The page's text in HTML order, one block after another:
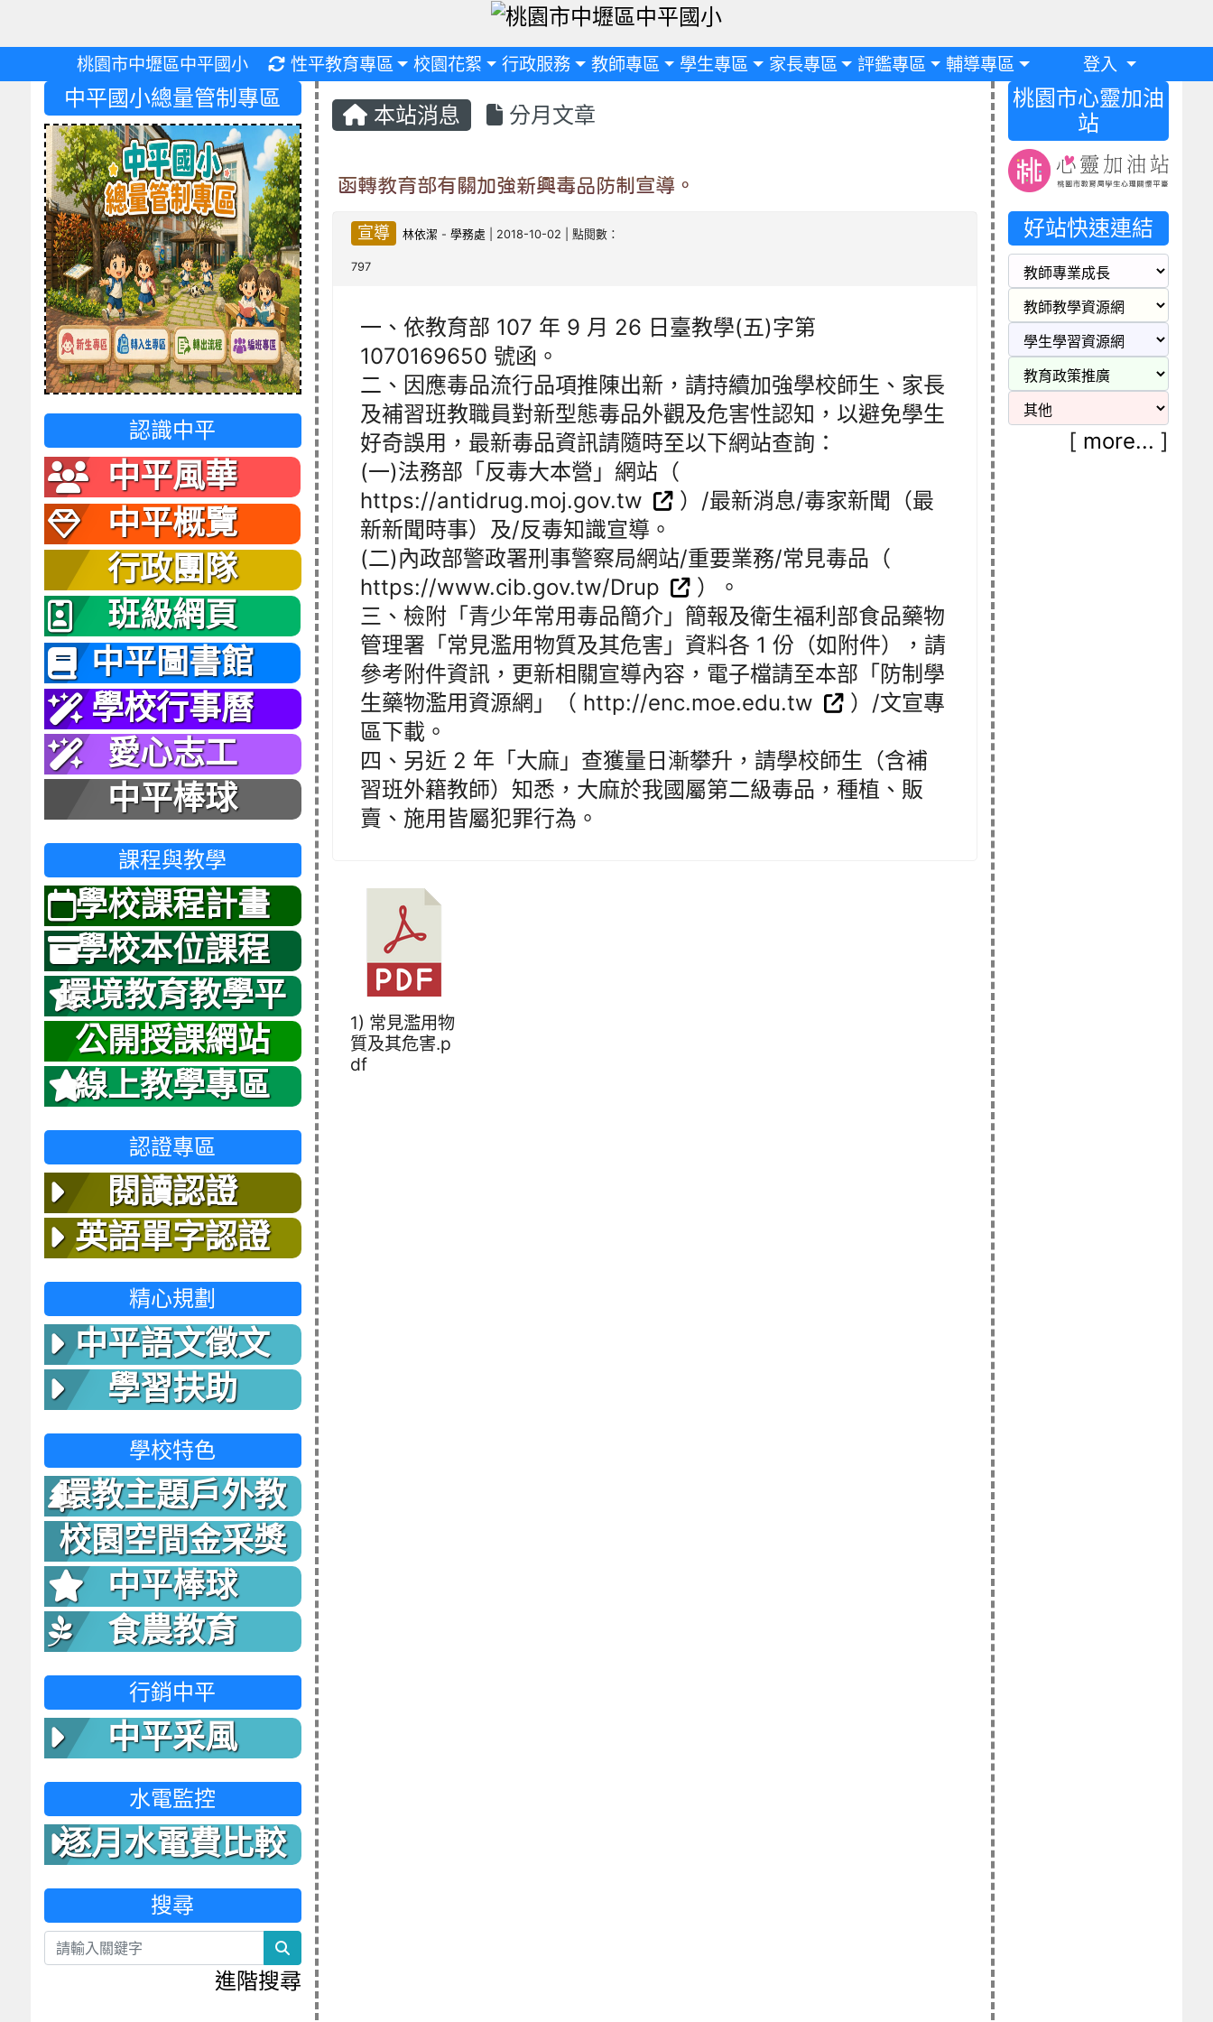
桃園市中壢區中平國小 重新取得佈景設定
性平教育專區 校園花絮 行政服務 教師專區 學生專區 家長專區 評鑑專區 輔導專區 登入
本站消息 分月文章
函轉教育部有關加強新興毒品防制宣導。
宣導 林依潔 -學務處 | 2018-10-02 | 點閱數：
797
一、依教育部 107 年 9 月 26 日臺教學(五)字第
1070169650 號函。
二、因應毒品流行品項推陳出新，請持續加強學校師生、家長
及補習班教職員對新型態毒品外觀及危害性認知，以避免學生
好奇誤用，最新毒品資訊請隨時至以下網站查詢：
(一)法務部「反毒大本營」網站（
https://antidrug.moj.gov.tw
）/最新消息/毒家新聞（最
新新聞時事）及/反毒知識宣導。
(二)內政部警政署刑事警察局網站/重要業務/常見毒品（
https://www.cib.gov.tw/Drup
）。
三、檢附「青少年常用毒品簡介」簡報及衛生福利部食品藥物
管理署「常見濫用物質及其危害」資料各 1 份（如附件），請
參考附件資訊，更新相關宣導內容，電子檔請至本部「防制學
生藥物濫用資源網」（ http://enc.moe.edu.tw
）/文宣專
區下載。
四、另近 2 年「大麻」查獲量日漸攀升，請學校師生（含補
習班外籍教師）知悉，大麻於我國屬第二級毒品，種植、販
賣、施用皆屬犯罪行為。
1) 常見濫用物
質及其危害.p
df
中平國小總量管制專區
認識中平
中平風華
中平概覽
行政團隊
班級網頁
中平圖書館
學校行事曆
愛心志工
中平棒球
課程與教學
學校課程計畫
學校本位課程
環境教育教學平
台
公開授課網站
線上教學專區
認證專區
閱讀認證
英語單字認證
精心規劃
中平語文徵文
學習扶助
學校特色
環教主題戶外教
室
校園空間金采獎
中平棒球
食農教育
行銷中平
中平采風
水電監控
逐月水電費比較
表
搜尋
search
進階搜尋
桃園市心靈加油
站
好站快速連結
[ more... ]